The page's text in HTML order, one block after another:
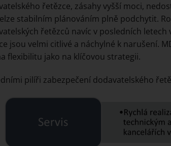
řetězce, zásahy vyšší moci,
stabilním plánováním plně podchytit.
řetězců navíc v posledních
jsou velmi citlivé a náchylné k narušení.
flexibilitu jako na klíčovou strategii.
pilíři zabezpečení dodavatelského